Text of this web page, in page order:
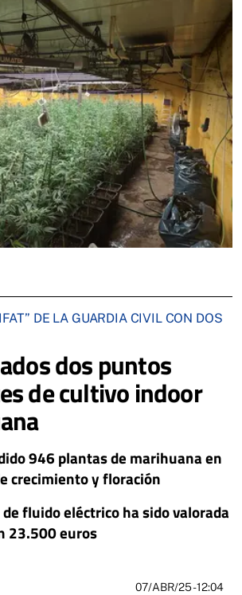
DE LA GUARDIA CIVIL CON DOS
dos puntos
de cultivo indoor
946 plantas de marihuana en
crecimiento y floración
fluido eléctrico ha sido valorada
23.500 euros
07/ABR/25- 12:04